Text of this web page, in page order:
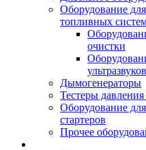
Оборудование
топливных
очистки
Дымогенераторы
Тестеры
Оборудование
стартеров
Прочее